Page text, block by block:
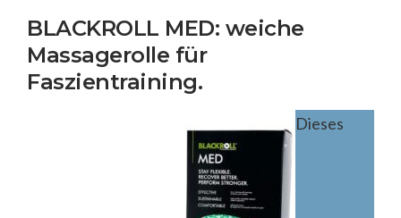
BLACKROLL MED: weiche
Massagerolle für
Faszientraining.
Dieses